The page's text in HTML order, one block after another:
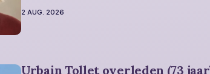
Rouwbericht Severens: De afscheidsviering heeft plaats in besloten kring.
2 AUG. 2026
Urbain Tollet overleden (73